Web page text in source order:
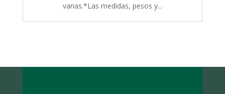
varias.*Las medidas, pesos y...